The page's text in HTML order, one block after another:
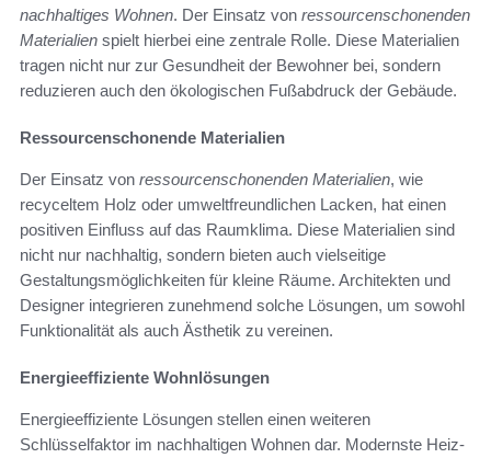
nachhaltiges Wohnen. Der Einsatz von ressourcenschonenden
Materialien spielt hierbei eine zentrale Rolle. Diese Materialien
tragen nicht nur zur Gesundheit der Bewohner bei, sondern
reduzieren auch den ökologischen Fußabdruck der Gebäude.
Ressourcenschonende Materialien
Der Einsatz von ressourcenschonenden Materialien, wie
recyceltem Holz oder umweltfreundlichen Lacken, hat einen
positiven Einfluss auf das Raumklima. Diese Materialien sind
nicht nur nachhaltig, sondern bieten auch vielseitige
Gestaltungsmöglichkeiten für kleine Räume. Architekten und
Designer integrieren zunehmend solche Lösungen, um sowohl
Funktionalität als auch Ästhetik zu vereinen.
Energieeffiziente Wohnlösungen
Energieeffiziente Lösungen stellen einen weiteren
Schlüsselfaktor im nachhaltigen Wohnen dar. Modernste Heiz-